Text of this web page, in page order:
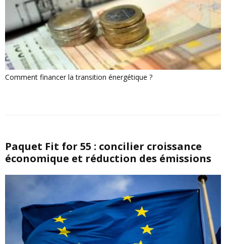
Comment financer la transition énergétique ?
Paquet Fit for 55 : concilier croissance
économique et réduction des émissions